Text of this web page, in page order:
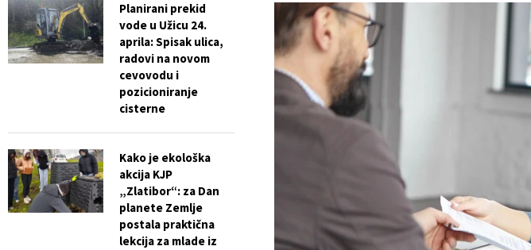
Planirani prekid
vode u Užicu 24.
aprila: Spisak ulica,
radovi na novom
cevovodu i
pozicioniranje
cisterne
Kako je ekološka
akcija KJP
„Zlatibor“: za Dan
planete Zemlje
postala praktična
lekcija za mlade iz